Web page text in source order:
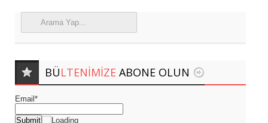
BÜLTENIMIZE ABONE OLUN
Email*